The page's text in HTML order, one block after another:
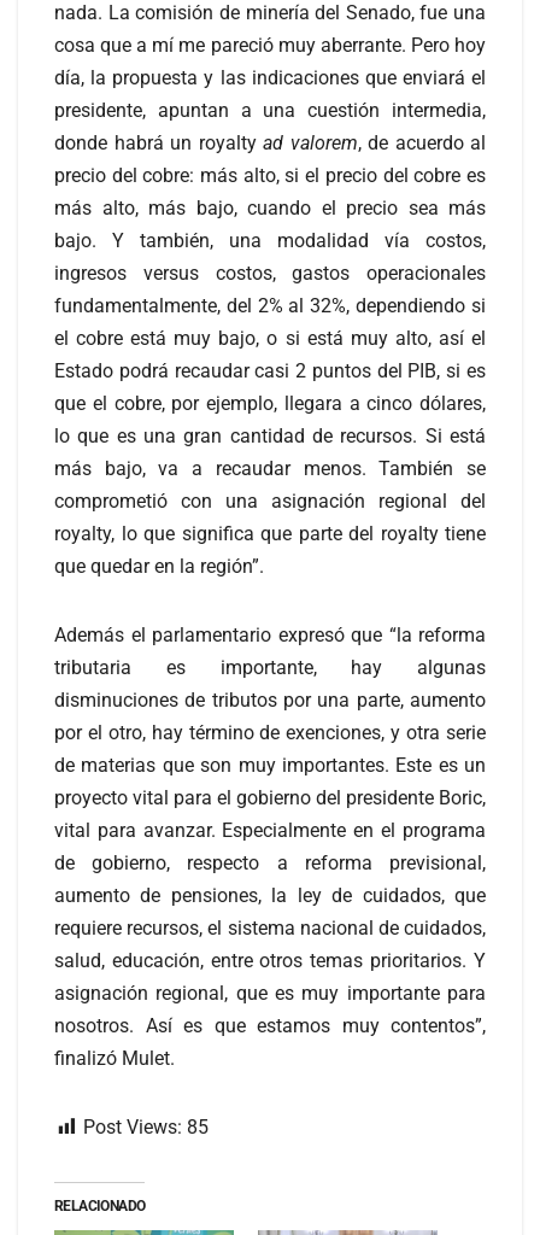
nada. La comisión de minería del Senado, fue una
cosa que a mí me pareció muy aberrante. Pero hoy
día, la propuesta y las indicaciones que enviará el
presidente, apuntan a una cuestión intermedia,
donde habrá un royalty ad valorem, de acuerdo al
precio del cobre: más alto, si el precio del cobre es
más alto, más bajo, cuando el precio sea más
bajo. Y también, una modalidad vía costos,
ingresos versus costos, gastos operacionales
fundamentalmente, del 2% al 32%, dependiendo si
el cobre está muy bajo, o si está muy alto, así el
Estado podrá recaudar casi 2 puntos del PIB, si es
que el cobre, por ejemplo, llegara a cinco dólares,
lo que es una gran cantidad de recursos. Si está
más bajo, va a recaudar menos. También se
comprometió con una asignación regional del
royalty, lo que significa que parte del royalty tiene
que quedar en la región”.
Además el parlamentario expresó que “la reforma
tributaria es importante, hay algunas
disminuciones de tributos por una parte, aumento
por el otro, hay término de exenciones, y otra serie
de materias que son muy importantes. Este es un
proyecto vital para el gobierno del presidente Boric,
vital para avanzar. Especialmente en el programa
de gobierno, respecto a reforma previsional,
aumento de pensiones, la ley de cuidados, que
requiere recursos, el sistema nacional de cuidados,
salud, educación, entre otros temas prioritarios. Y
asignación regional, que es muy importante para
nosotros. Así es que estamos muy contentos”,
finalizó Mulet.
Post Views: 85
RELACIONADO